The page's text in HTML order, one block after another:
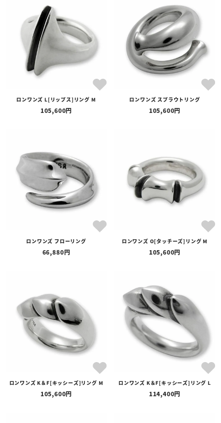
ロンワンズ L[リップス]リング M
105,600
ロンワンズ スプラウトリング
105,600
ロンワンズ フローリング
66,880
ロンワンズ O[タッチーズ]リング M
105,600
ロンワンズ K＆F[キッシーズ]リング M
105,600
ロンワンズ K＆F[キッシーズ]リング L
114,400